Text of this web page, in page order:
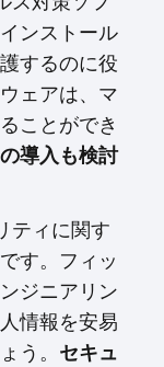
ンストール
するのに役
ェアは、マ
ことができ
導入も検討
ティに関す
す。フィッ
ジニアリン
情報を安易
う。 セキュ